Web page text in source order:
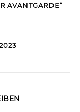
AVANTGARDE“